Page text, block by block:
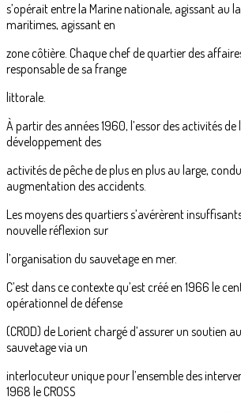
s’opérait entre la Marine nationale, agissant au
maritimes, agissant en
zone côtière. Chaque chef de quartier des
responsable de sa frange
littorale.
À partir des années 1960, l’essor des activités
développement des
activités de pêche de plus en plus au large,
augmentation des accidents.
Les moyens des quartiers s’avérèrent
nouvelle réflexion sur
l’organisation du sauvetage en mer.
C’est dans ce contexte qu’est créé en 1966 le
opérationnel de défense
(CROD) de Lorient chargé d’assurer un soutien
sauvetage via un
interlocuteur unique pour l’ensemble des
1968 le CROSS